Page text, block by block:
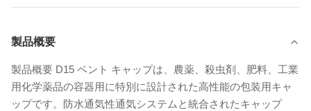
製品概要
製品概要 D15 ベント キャップは、農薬、殺虫剤、肥料、工業
用化学薬品の容器用に特別に設計された高性能の包装用キャ
ップです。防水通気性通気システムと統合されたキャップ